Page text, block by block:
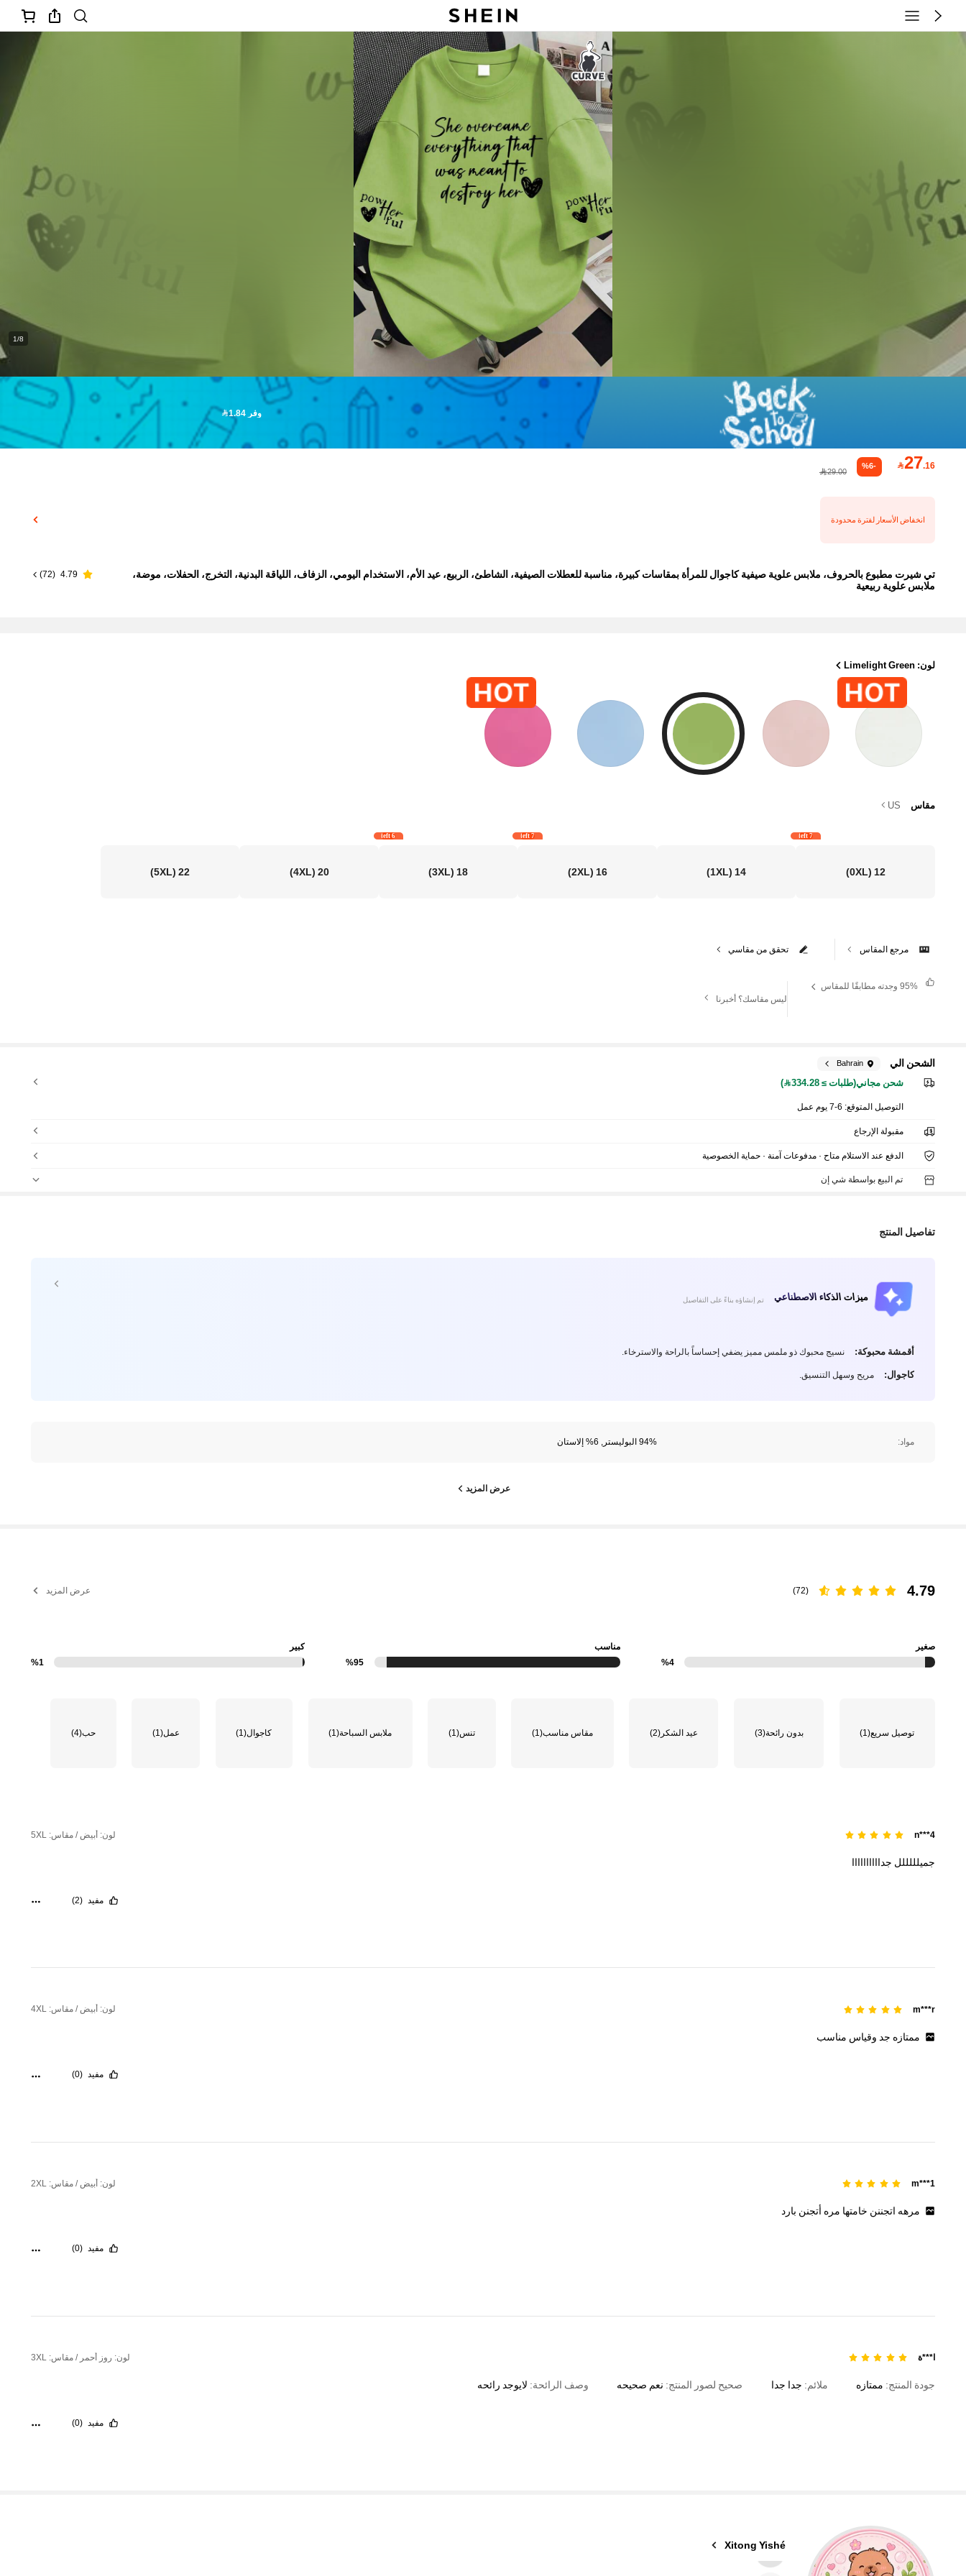
1/8
وفر 1.84
27.16
%6-
29.00
انخفاض الأسعار لفترة محدودة
تي شيرت مطبوع بالحروف، ملابس علوية صيفية كاجوال للمرأة بمقاسات كبيرة، مناسبة للعطلات الصيفية، الشاطئ، الربيع، عيد الأم، الاستخدام اليومي، الزفاف، اللياقة البدنية، التخرج، الحفلات، موضة،
ملابس علوية ربيعية
4.79
(
72
)
لون: Limelight Green
مقاس US
12
(0XL)
7 left
14
(1XL)
16
(2XL)
7 left
18
(3XL)
6 left
20
(4XL)
22
(5XL)
تحقق من مقاسي مرجع المقاس
95%
وجدته مطابقًا للمقاس
ليس مقاسك؟ أخبرنا
الشحن الي Bahrain
شحن مجاني(طلبات ≥ 334.28)
التوصيل المتوقع: 6-7 يوم عمل
مقبولة الإرجاع
الدفع عند الاستلام متاح · مدفوعات آمنة · حماية الخصوصية
تم البيع بواسطة شي إن
تفاصيل المنتج
ميزات الذكاء الاصطناعي تم إنشاؤه بناءً على التفاصيل
أقمشة محبوكة: نسيج محبوك ذو ملمس مميز يضفي إحساساً بالراحة والاسترخاء.
كاجوال: مريح وسهل التنسيق.
مواد: 94% البوليستر, 6% إلاستان
عرض المزيد
4.79
(72) عرض المزيد
صغير
%4
مناسب
%95
كبير
%1
توصيل سريع(1) بدون رائحة(3) عيد الشكر(2) مقاس مناسب(1) تنس(1) ملابس السباحة(1) كاجوال(1) عمل(1) حب(4)
n***4 لون: أبيض / مقاس: 5XL
جميلللللل جداااااااااا
مفيد (2)
m***r لون: أبيض / مقاس: 4XL
ممتازه جد وقياس مناسب
مفيد (0)
m***1 لون: أبيض / مقاس: 2XL
مرهه اتجننن خامتها مره أتجنن بارد
مفيد (0)
ا***ة لون: روز أحمر / مقاس: 3XL
جودة المنتج: ممتازه ملائم: جدا جدا صحيح لصور المنتج: نعم صحيحه وصف الرائحة: لايوجد رائحه
مفيد (0)
Xitong Yishé